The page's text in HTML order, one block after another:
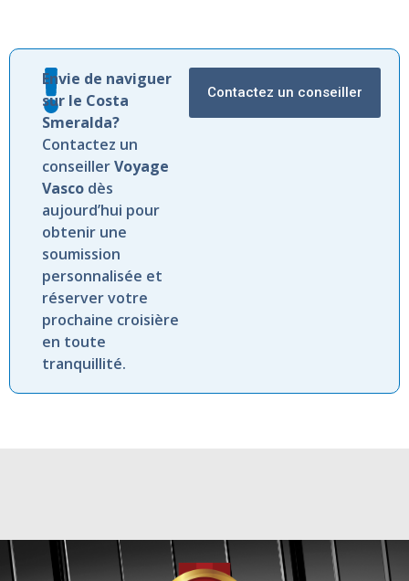
Envie de naviguer
sur le Costa
Smeralda?
Contactez un
conseillerVoyage
Vasco dès
aujourd’hui pour
obtenir une
soumission
personnalisée et
réserver votre
prochaine croisière
en toute
tranquillité.
Contactez un conseiller